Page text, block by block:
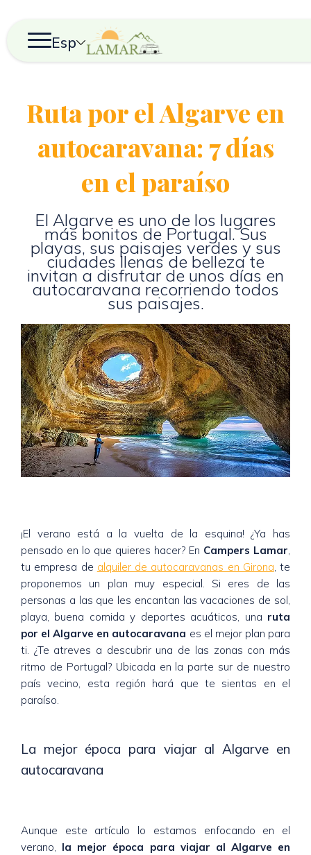
Esp
Ruta por el Algarve en
autocaravana: 7 días
en el paraíso
El Algarve es uno de los lugares
más bonitos de Portugal. Sus
playas, sus paisajes verdes y sus
ciudades llenas de belleza te
invitan a disfrutar de unos días en
autocaravana recorriendo todos
sus paisajes.
¡El verano está a la vuelta de la esquina! ¿Ya has
pensado en lo que quieres hacer? En Campers Lamar,
tu empresa de alquiler de autocaravanas en Girona, te
proponemos un plan muy especial. Si eres de las
personas a las que les encantan las vacaciones de sol,
playa, buena comida y deportes acuáticos, una ruta
por el Algarve en autocaravana es el mejor plan para
ti. ¿Te atreves a descubrir una de las zonas con más
ritmo de Portugal? Ubicada en la parte sur de nuestro
país vecino, esta región hará que te sientas en el
paraíso.
La mejor época para viajar al Algarve en
autocaravana
Aunque este artículo lo estamos enfocando en el
verano, la mejor época para viajar al Algarve en